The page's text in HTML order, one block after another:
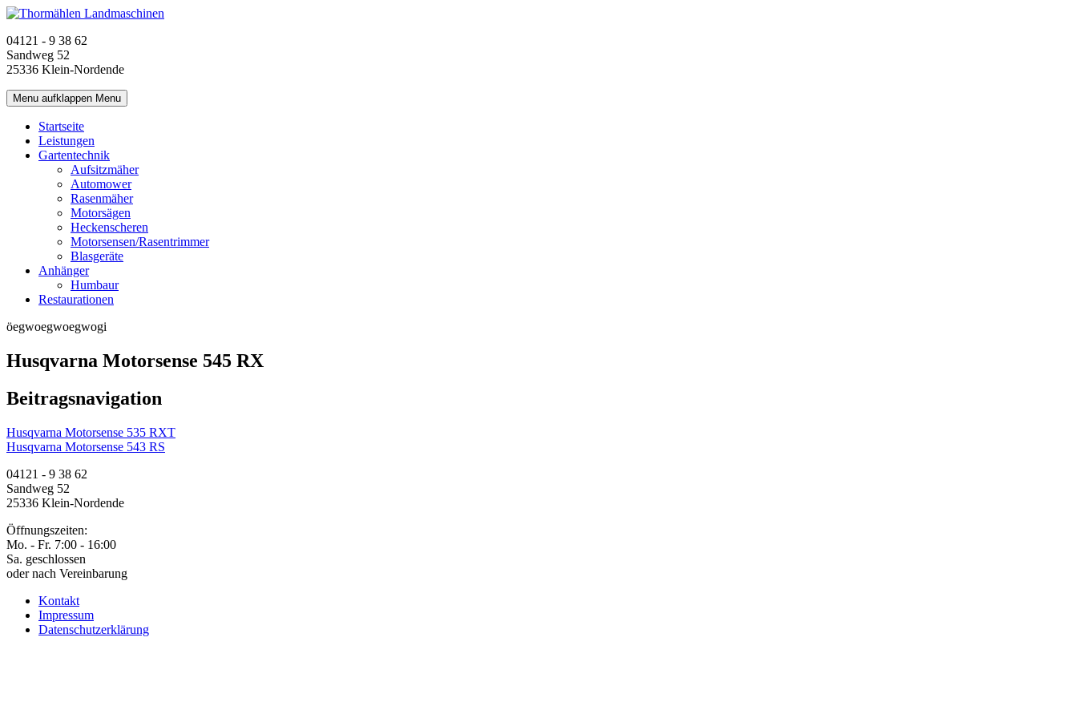
04121 - 9 38 62
Sandweg 52
25336 Klein-Nordende
Menu aufklappen Menu
Startseite
Leistungen
Gartentechnik
Aufsitzmäher
Automower
Rasenmäher
Motorsägen
Heckenscheren
Motorsensen/Rasentrimmer
Blasgeräte
Anhänger
Humbaur
Restaurationen
öegwoegwoegwogi
Husqvarna Motorsense 545 RX
Beitragsnavigation
Husqvarna Motorsense 535 RXT
Husqvarna Motorsense 543 RS
04121 - 9 38 62
Sandweg 52
25336 Klein-Nordende
Öffnungszeiten:
Mo. - Fr. 7:00 - 16:00
Sa. geschlossen
oder nach Vereinbarung
Kontakt
Impressum
Datenschutzerklärung